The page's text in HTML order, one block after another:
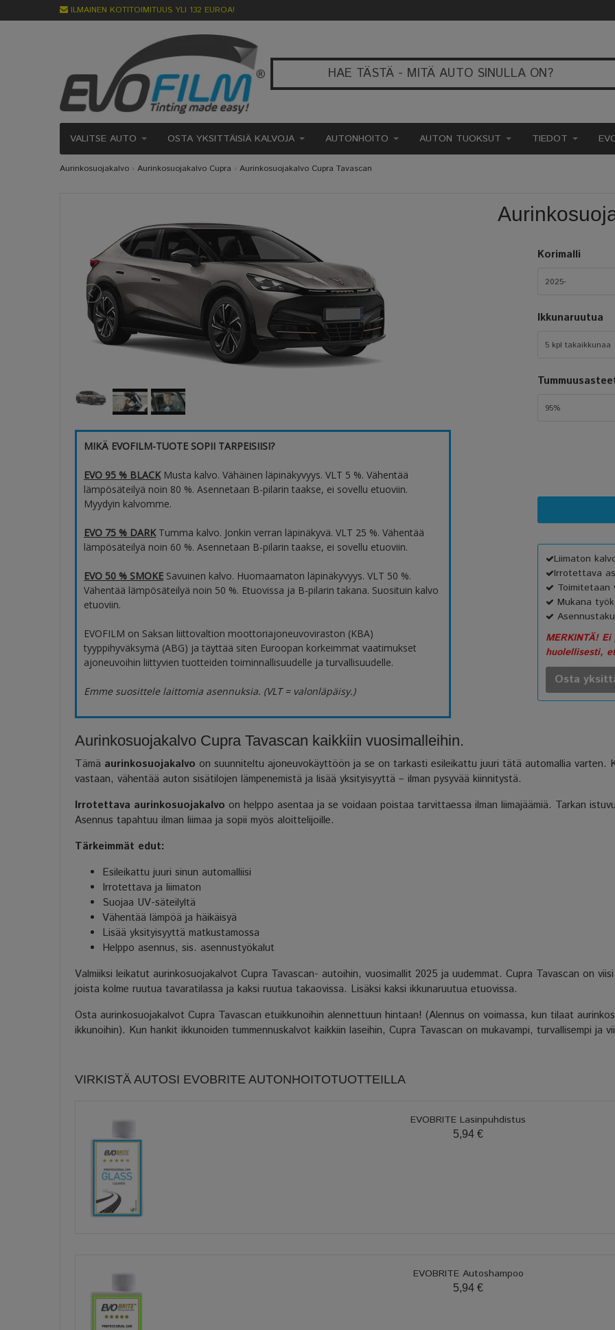
ILMAINEN KOTITOIMITUUS YLI 132 EUROA!
VALITSE AUTO OSTA YKSITTÄISIÄ KALVOJA AUTONHOITO AUTON TUOKSUT TIEDOT
Aurinkosuojakalvo › Aurinkosuojakalvo Cupra › Aurinkosuojakalvo Cupra Tavascan
MIKÄ EVOFILM-TUOTE SOPII TARPEISIISI?
EVO 95 % BLACKMusta kalvo. Vähäinen läpinäkyvyys. VLT 5 %. Vähentää
lämpösäteilyä noin 80 %. Asennetaan B-pilarin taakse, ei sovellu etuoviin.
Myydyin kalvomme.
EVO 75 % DARKTumma kalvo. Jonkin verran läpinäkyvä. VLT 25 %. Vähentää
lämpösäteilyä noin 60 %. Asennetaan B-pilarin taakse, ei sovellu etuoviin.
EVO 50 % SMOKE Savuinen kalvo. Huomaamaton läpinäkyvyys. VLT 50 %.
Vähentää lämpösäteilyä noin 50 %. Etuovissa ja B-pilarin takana. Suosituin kalvo
etuoviin.
EVOFILM on Saksan liittovaltion moottoriajoneuvoviraston (KBA)
tyyppihyväksymä (ABG) ja täyttää siten Euroopan korkeimmat vaatimukset
ajoneuvoihin liittyvien tuotteiden toiminnallisuudelle ja turvallisuudelle.
Emme suosittele laittomia asennuksia. (VLT = valonläpäisy.)
Korimalli
2025-
Ikkunaruutua
5 kpl takaikkunaa
95%
Liimaton
Irrotettava
Toimitetaan
Mukana
MERKINTÄ!
huolellisesti,
Osta
Aurinkosuojakalvo Cupra Tavascan kaikkiin vuosimalleihin.
Tämä aurinkosuojakalvo on suunniteltu ajoneuvokäyttöön ja se on tarkasti esileikattu juuri tätä automallia varten.
vastaan, vähentää auton sisätilojen lämpenemistä ja lisää yksityisyyttä – ilman pysyvää kiinnitystä.
Irrotettava aurinkosuojakalvo on helppo asentaa ja se voidaan poistaa tarvittaessa ilman liimajäämiä. Tarkan
Asennus tapahtuu ilman liimaa ja sopii myös aloittelijoille.
Tärkeimmät edut:
Esileikattu juuri sinun automalliisi
Irrotettava ja liimaton
Suojaa UV-säteilyltä
Vähentää lämpöä ja häikäisyä
Lisää yksityisyyttä matkustamossa
Helppo asennus, sis. asennustyökalut
Valmiiksi leikatut aurinkosuojakalvot Cupra Tavascan- autoihin, vuosimallit 2025 ja uudemmat. Cupra Tavascan on
joista kolme ruutua tavaratilassa ja kaksi ruutua takaovissa. Lisäksi kaksi ikkunaruutua etuovissa.
Osta aurinkosuojakalvot Cupra Tavascan etuikkunoihin alennettuun hintaan! (Alennus on voimassa, kun tilaat
ikkunoihin). Kun hankit ikkunoiden tummennuskalvot kaikkiin laseihin, Cupra Tavascan on mukavampi, turvallisempi ja
VIRKISTÄ AUTOSI EVOBRITE AUTONHOITOTUOTTEILLA
EVOBRITE Lasinpuhdistus
5,94 €
EVOBRITE Autoshampoo
5,94 €